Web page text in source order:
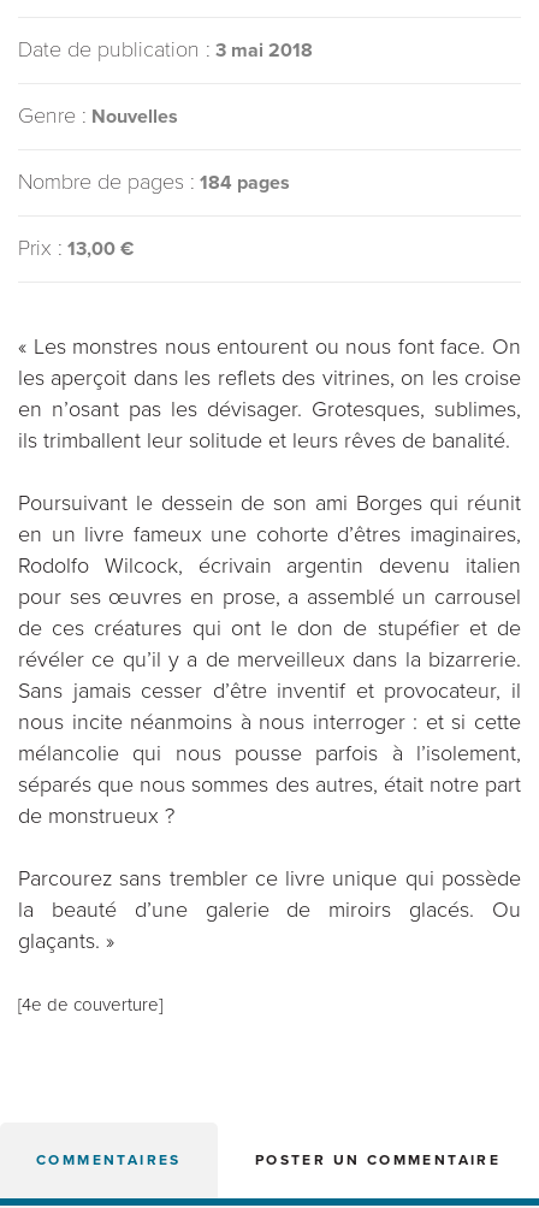
Date de publication : 3 mai 2018
Genre : Nouvelles
Nombre de pages : 184 pages
Prix : 13,00 €
« Les monstres nous entourent ou nous font face. On
les aperçoit dans les reflets des vitrines, on les croise
en n’osant pas les dévisager. Grotesques, sublimes,
ils trimballent leur solitude et leurs rêves de banalité.
Poursuivant le dessein de son ami Borges qui réunit
en un livre fameux une cohorte d’êtres imaginaires,
Rodolfo Wilcock, écrivain argentin devenu italien
pour ses œuvres en prose, a assemblé un carrousel
de ces créatures qui ont le don de stupéfier et de
révéler ce qu’il y a de merveilleux dans la bizarrerie.
Sans jamais cesser d’être inventif et provocateur, il
nous incite néanmoins à nous interroger : et si cette
mélancolie qui nous pousse parfois à l’isolement,
séparés que nous sommes des autres, était notre part
de monstrueux ?
Parcourez sans trembler ce livre unique qui possède
la beauté d’une galerie de miroirs glacés. Ou
glaçants. »
[4e de couverture]
COMMENTAIRES POSTER UN COMMENTAIRE